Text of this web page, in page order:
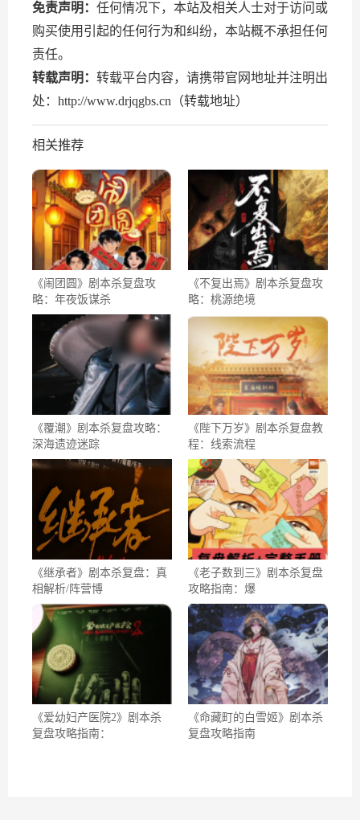
免责声明： 任何情况下，本站及相关人士对于访问或
购买使用引起的任何行为和纠纷，本站概不承担任何
责任。
转载声明： 转载平台内容，请携带官网地址并注明出
处：http://www.drjqgbs.cn（转载地址）
相关推荐
《闹团圆》剧本杀复盘攻
略：年夜饭谋杀
《不复出焉》剧本杀复盘攻
略：桃源绝境
《覆潮》剧本杀复盘攻略：
深海遗迹迷踪
《陛下万岁》剧本杀复盘教
程：线索流程
《继承者》剧本杀复盘：真
相解析/阵营博
《老子数到三》剧本杀复盘
攻略指南：爆
《爱幼妇产医院2》剧本杀
复盘攻略指南：
《命藏町的白雪姬》剧本杀
复盘攻略指南